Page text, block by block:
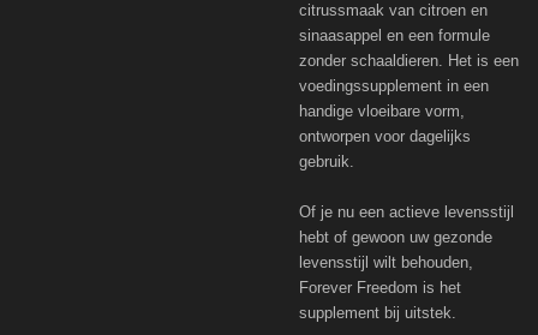
citrussmaak van citroen en
sinaasappel en een formule
zonder schaaldieren. Het is een
voedingssupplement in een
handige vloeibare vorm,
ontworpen voor dagelijks
gebruik.
Of je nu een actieve levensstijl
hebt of gewoon uw gezonde
levensstijl wilt behouden,
Forever Freedom is het
supplement bij uitstek.